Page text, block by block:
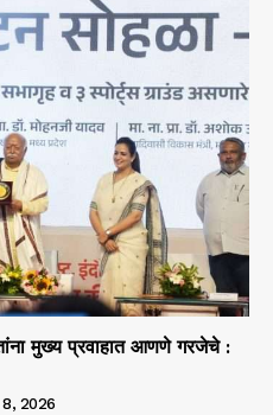
मुख्य प्रवाहात आणणे गरजेचे :
2026